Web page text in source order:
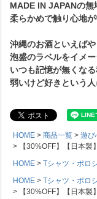
MADE IN JAPANの無
柔らかめで触り心地
沖縄のお酒といえば
泡盛のラベルをイメー
いつも記憶が無くな
弱いけど好きという人
HOME 商品一覧
遊び
【30%OFF】【日本製
HOME
Tシャツ・ポロ
HOME
Tシャツ・ポロ
【30%OFF】【日本製